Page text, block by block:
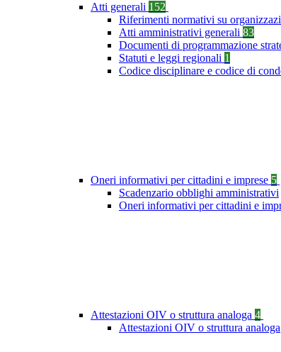
Atti generali 152
Riferimenti normativi su
Atti amministrativi generali 83
Documenti di programmazione
Statuti e leggi regionali 1
Codice disciplinare e codice di
Oneri informativi per cittadini e imprese 5
Scadenzario obblighi amministrativi
Oneri informativi per cittadini e
Attestazioni OIV o struttura analoga 4
Attestazioni OIV o struttura analoga